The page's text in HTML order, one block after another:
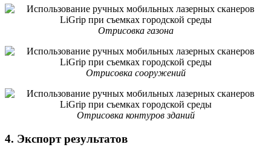
Отрисовка газона
Отрисовка сооружений
Отрисовка контуров зданий
4. Экспорт результатов